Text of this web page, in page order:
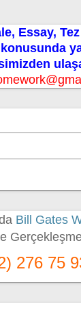
Essay,
Bill Gates
276 75